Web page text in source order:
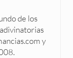
de los
y